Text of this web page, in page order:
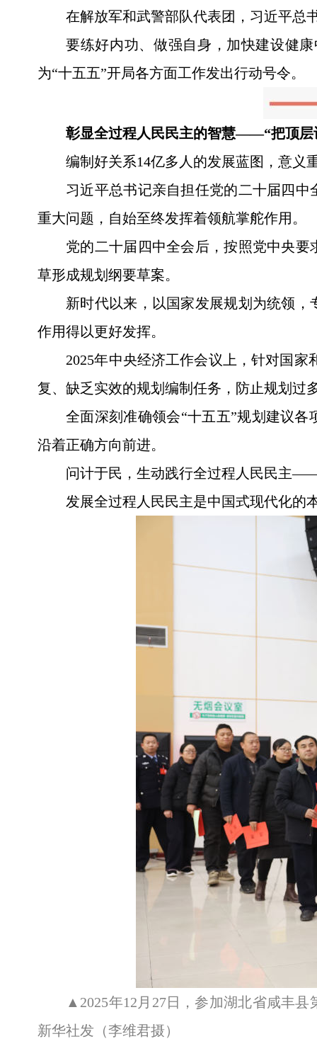
在解放军和武警部队代表团，习近平总
要练好内功、做强自身，加快建设健
为“十五五”开局各方面工作发出行动号令。
彰显全过程人民民主的智慧——“把顶层
编制好关系14亿多人的发展蓝图，意义
习近平总书记亲自担任党的二十届四
重大问题，自始至终发挥着领航掌舵作用。
党的二十届四中全会后，按照党中央
草形成规划纲要草案。
新时代以来，以国家发展规划为统领
作用得以更好发挥。
2025年中央经济工作会议上，针对国
复、缺乏实效的规划编制任务，防止规划过
全面深刻准确领会“十五五”规划建议
沿着正确方向前进。
问计于民，生动践行全过程人民民主
发展全过程人民民主是中国式现代化的
▲2025年12月27日，参加湖北省咸丰
新华社发（李维君摄）